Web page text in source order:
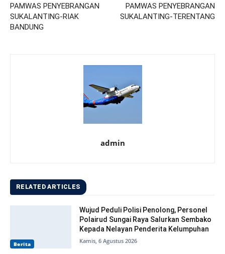
PAMWAS PENYEBRANGAN
SUKALANTING-RIAK
BANDUNG
PAMWAS PENYEBRANGAN
SUKALANTING-TERENTANG
admin
RELATED ARTICLES
Berita
Wujud Peduli Polisi Penolong, Personel
Polairud Sungai Raya Salurkan Sembako
Kepada Nelayan Penderita Kelumpuhan
Kamis, 6 Agustus 2026